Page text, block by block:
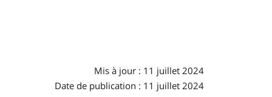
Mis à jour : 11 juillet 2024
Date de publication : 11 juillet 2024